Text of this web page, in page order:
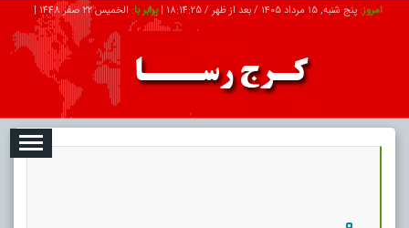
امروز: پنج شنبه, ۱۵ مرداد ۱۴۰۵ / بعد از ظهر / 18:14:26
|برابر با: الخميس 22 صفر 1448
|
تبلیغات درباره ما ارتباط با ما